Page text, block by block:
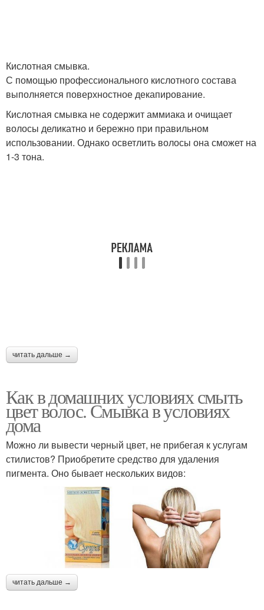
Кислотная смывка.
С помощью профессионального кислотного состава
выполняется поверхностное декапирование.
Кислотная смывка не содержит аммиака и очищает
волосы деликатно и бережно при правильном
использовании. Однако осветлить волосы она сможет на
1-3 тона.
читать дальше →
Как в домашних условиях смыть
цвет волос. Смывка в условиях
дома
Можно ли вывести черный цвет, не прибегая к услугам
стилистов? Приобретите средство для удаления
пигмента. Оно бывает нескольких видов:
читать дальше →